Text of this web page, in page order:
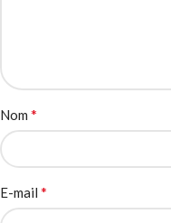
Nom *
E-mail *